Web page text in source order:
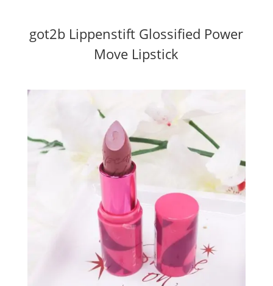
got2b Lippenstift Glossified Power
Move Lipstick